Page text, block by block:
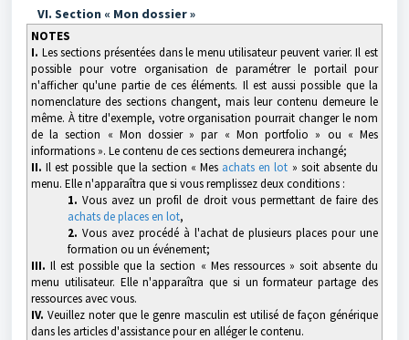
VI. Section « Mon dossier »
NOTES
I. Les sections présentées dans le menu utilisateur peuvent varier. Il est
possible pour votre organisation de paramétrer le portail pour
n'afficher qu'une partie de ces éléments. Il est aussi possible que la
nomenclature des sections changent, mais leur contenu demeure le
même. À titre d'exemple, votre organisation pourrait changer le nom
de la section « Mon dossier » par « Mon portfolio » ou « Mes
informations ». Le contenu de ces sections demeurera inchangé;
II. Il est possible que la section « Mes achats en lot » soit absente du
menu. Elle n'apparaîtra que si vous remplissez deux conditions :
1. Vous avez un profil de droit vous permettant de faire des
achats de places en lot,
2. Vous avez procédé à l'achat de plusieurs places pour une
formation ou un événement;
III. Il est possible que la section « Mes ressources » soit absente du
menu utilisateur. Elle n'apparaîtra que si un formateur partage des
ressources avec vous.
IV. Veuillez noter que le genre masculin est utilisé de façon générique
dans les articles d'assistance pour en alléger le contenu.